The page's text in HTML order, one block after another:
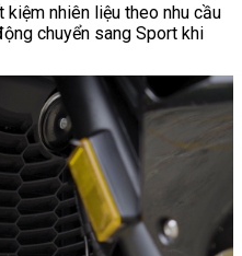
nhiên liệu theo nhu cầu
chuyển sang Sport khi